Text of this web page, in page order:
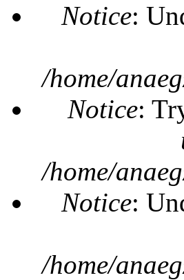
Notice:
/home/
Notice:
/home/
Notice:
/home/